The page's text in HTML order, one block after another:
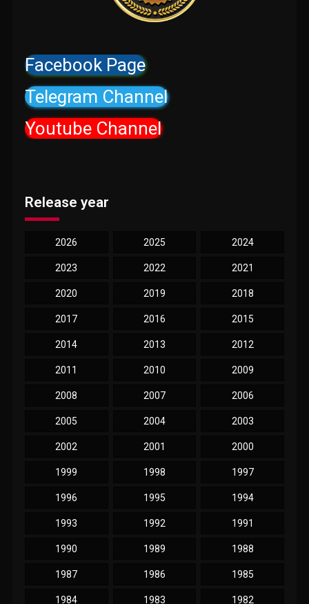
Facebook Page
Telegram Channel
Youtube Channel
Release year
2026 2025 2024
2023 2022 2021
2020 2019 2018
2017 2016 2015
2014 2013 2012
2011 2010 2009
2008 2007 2006
2005 2004 2003
2002 2001 2000
1999 1998 1997
1996 1995 1994
1993 1992 1991
1990 1989 1988
1987 1986 1985
1984 1983 1982